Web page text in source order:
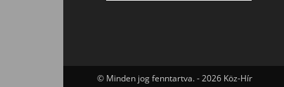
© Minden jog fenntartva. - 2026 Köz-Hír